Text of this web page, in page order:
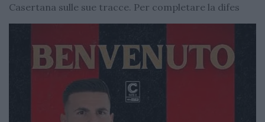
Casertana sulle sue tracce. Per completare la difes